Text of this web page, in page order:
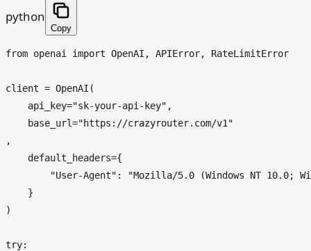
python
Copy
from openai import OpenAI, APIError, RateLimitError
client = OpenAI(
    api_key=
"sk-your-api-key" ,
    base_url=
"https://crazyrouter.com/v1"
,
    default_headers={
"User-Agent" :
"Mozilla/5.0 (Windows NT 10.0;
    }
)
try: